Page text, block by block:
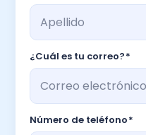
¿Cuál es tu correo?*
Número de teléfono*